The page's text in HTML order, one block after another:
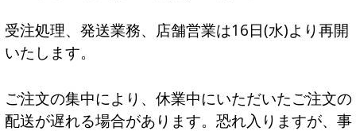
受注処理、発送業務、店舗営業は16日(水)より再開
いたします。
ご注文の集中により、休業中にいただいたご注文の
配送が遅れる場合があります。恐れ入りますが、事